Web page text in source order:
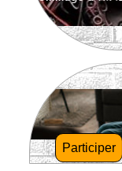
Participer